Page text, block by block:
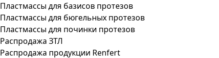
Пластмассы для базисов протезов
Пластмассы для бюгельных протезов
Пластмассы для починки протезов
Распродажа ЗТЛ
Распродажа продукции Renfert